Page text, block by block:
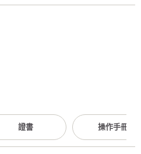
證書 操作手冊